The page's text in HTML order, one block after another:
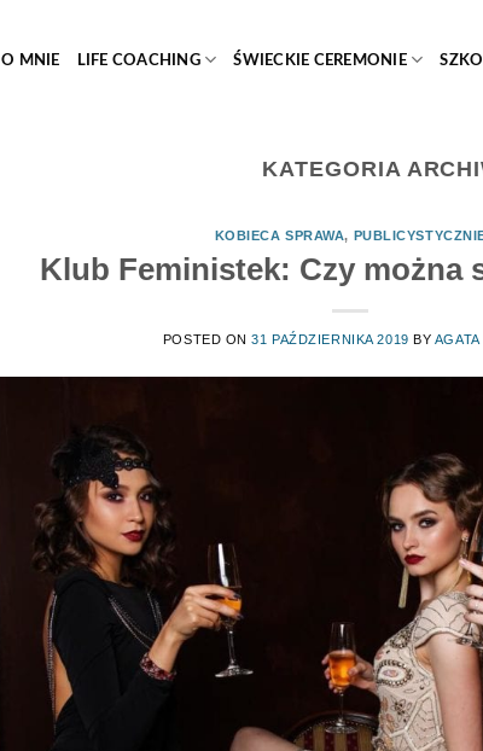
O MNIE LIFE COACHING ŚWIECKIE CEREMONIE
KATEGORIA
KOBIECA SPRAWA,
Klub Feministek: Czy można
POSTED ON31 PAŹDZIERNIKA 2019 BY